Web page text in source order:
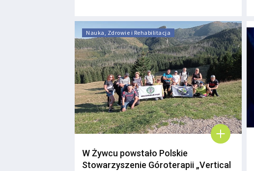
Nauka, Zdrowie i Rehabilitacja
W Żywcu powstało Polskie
Stowarzyszenie Góroterapii „Vertical